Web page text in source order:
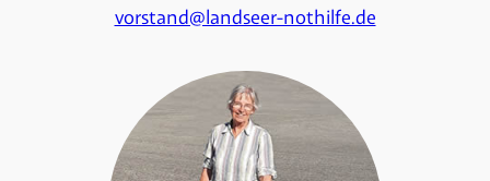
vorstand@landseer-nothilfe.de